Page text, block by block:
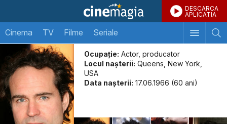
DESCARCA
APLICATIA
Cinema TV Filme Seriale
Ocupație: Actor, producator
Locul naşterii: Queens, New York,
USA
Data naşterii: 17.06.1966 (60 ani)